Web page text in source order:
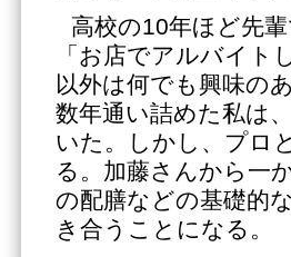
高校の10年ほど先
「お店でアルバイト
以外は何でも興味の
数年通い詰めた私は
いた。しかし、プロ
る。加藤さんから一
の配膳などの基礎的
き合うことになる。